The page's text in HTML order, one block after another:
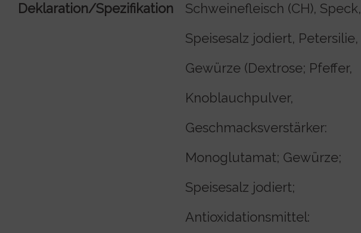
Deklaration/Spezifikation
Schweinefleisch (CH), Speck,
Speisesalz jodiert, Petersilie,
Gewürze (Dextrose; Pfeffer,
Knoblauchpulver,
Geschmacksverstärker:
Monoglutamat; Gewürze;
Speisesalz jodiert;
Antioxidationsmittel: